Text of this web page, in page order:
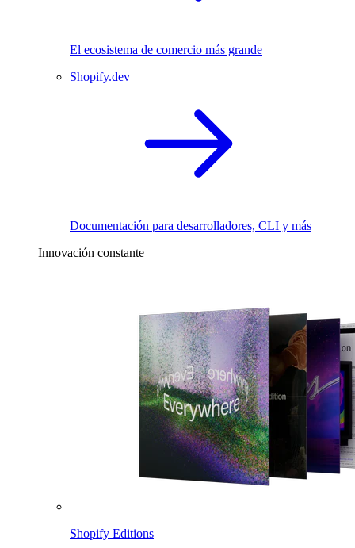
El ecosistema de comercio más grande
Shopify.dev
Documentación para desarrolladores, CLI y más
Innovación constante
Shopify Editions